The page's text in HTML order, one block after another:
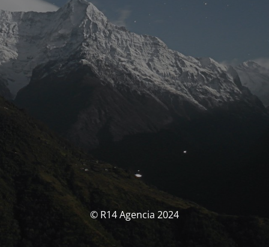
© R14 Agencia 2024